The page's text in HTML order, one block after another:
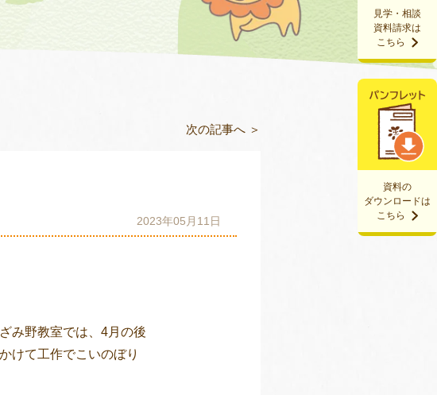
資料の
ダウンロードは
こちら
見学・相談
資料請求は
こちら
次の記事へ ＞
2023年05月11日
み野教室では、4月の後
けて工作でこいのぼり